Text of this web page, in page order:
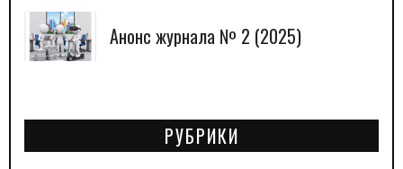
Анонс журнала № 2 (2025)
РУБРИКИ